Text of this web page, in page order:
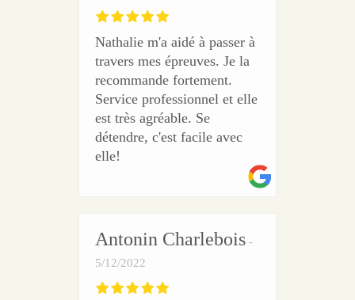
Nathalie m'a aidé à passer à
travers mes épreuves. Je la
recommande fortement.
Service professionnel et elle
est très agréable. Se
détendre, c'est facile avec
elle!
Antonin Charlebois
5/12/2022